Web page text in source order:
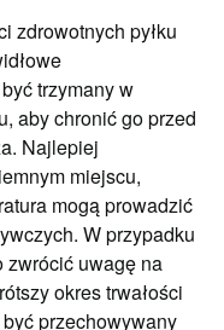
zdrowotnych pyłku
trzymany w
aby chronić go przed
Najlepiej
miejscu,
mogą prowadzić
W przypadku
zwrócić uwagę na
okres trwałości
przechowywany